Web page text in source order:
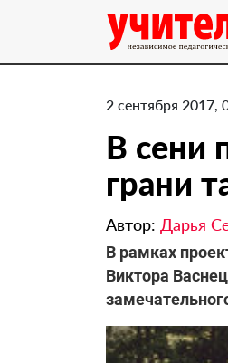
2 сентября 2017,
В сени
грани
Автор: Дарья
В рамках
Виктора